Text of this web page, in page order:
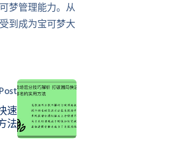
梦管理能力。从
到成为宝可梦大
速
法